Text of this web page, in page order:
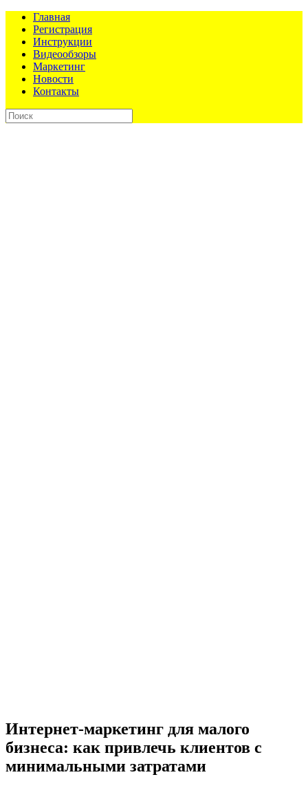
Главная
Регистрация
Инструкции
Видеообзоры
Маркетинг
Новости
Контакты
Интернет-маркетинг для малого
бизнеса: как привлечь клиентов с
минимальными затратами